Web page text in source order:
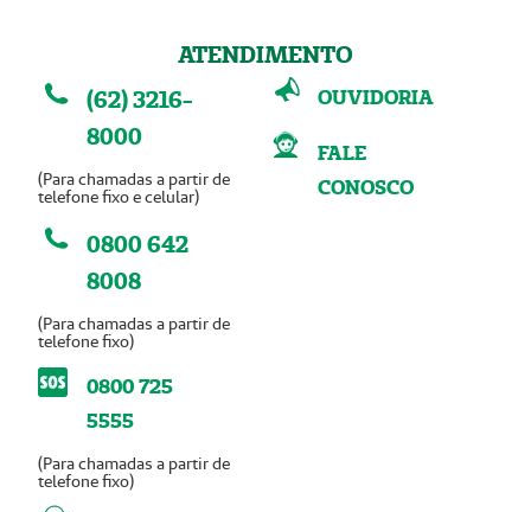
ATENDIMENTO
(62) 3216-
8000
(Para chamadas a partir de
telefone fixo e celular)
0800 642
8008
(Para chamadas a partir de
telefone fixo)
0800 725
5555
(Para chamadas a partir de
telefone fixo)
OUVIDORIA
FALE
CONOSCO